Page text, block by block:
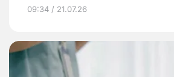
09:34 / 21.07.26